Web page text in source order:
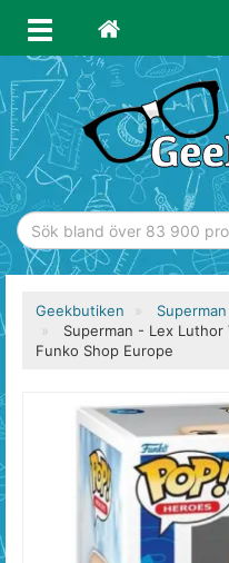
Geekbutiken Superman
Superman - Lex
Funko Shop Europe